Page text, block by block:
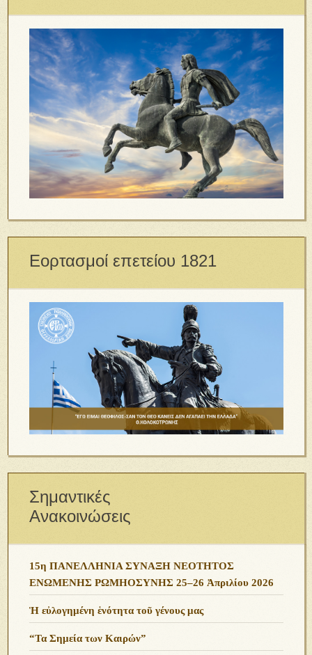
Εορτασμοί επετείου 1821
Σημαντικές
Ανακοινώσεις
15η ΠΑΝΕΛΛΗΝΙΑ ΣΥΝΑΞΗ ΝΕΟΤΗΤΟΣ
ΕΝΩΜΕΝΗΣ ΡΩΜΗΟΣΥΝΗΣ 25–26 Ἀπριλίου 2026
Ἡ εὐλογημένη ἑνότητα τοῦ γένους μας
“Τα Σημεία των Καιρών”